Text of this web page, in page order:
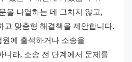
을 나열하는 데 그치지 않고,
고 맞춤형 해결책을 제안합니다.
에 출석하거나 소송을
니라, 소송 전 단계에서 문제를